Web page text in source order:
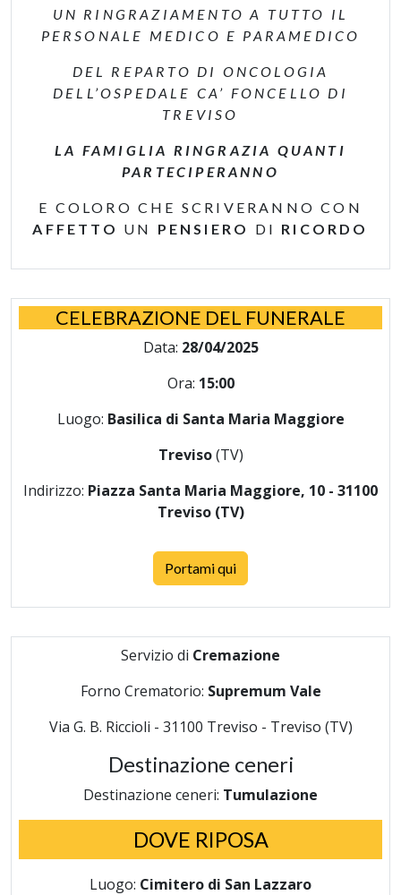
UN RINGRAZIAMENTO A TUTTO IL
PERSONALE MEDICO E PARAMEDICO
DEL REPARTO DI ONCOLOGIA
DELL’OSPEDALE CA’ FONCELLO DI
TREVISO
LA FAMIGLIA RINGRAZIA QUANTI
PARTECIPERANNO
E COLORO CHE SCRIVERANNO CON
AFFETTO UN PENSIERO DI RICORDO
CELEBRAZIONE DEL FUNERALE
Data: 28/04/2025
Ora: 15:00
Luogo: Basilica di Santa Maria Maggiore
Treviso(TV)
Indirizzo: Piazza Santa Maria Maggiore, 10 - 31100
Treviso (TV)
Portami qui
Servizio di Cremazione
Forno Crematorio: Supremum Vale
Via G. B. Riccioli - 31100 Treviso - Treviso (TV)
Destinazione ceneri
Destinazione ceneri: Tumulazione
DOVE RIPOSA
Luogo: Cimitero di San Lazzaro